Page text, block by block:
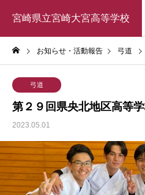
宮崎県立宮崎大宮高等学校
お知らせ・活動報告 弓道
弓道
第２９回県央北地区高等
2023.05.01